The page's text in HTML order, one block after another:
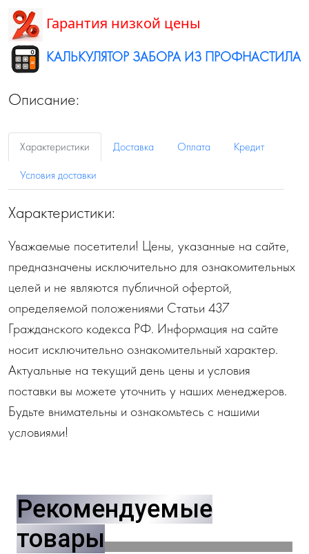
Гарантия низкой цены
КАЛЬКУЛЯТОР ЗАБОРА ИЗ ПРОФНАСТИЛА
Описание:
Характеристики Доставка Оплата
Кредит
Условия доставки
Характеристики:
Уважаемые посетители! Цены, указанные на сайте,
предназначены исключительно для ознакомительных
целей и не являются публичной офертой,
определяемой положениями Статьи 437
Гражданского кодекса РФ. Информация на сайте
носит исключительно ознакомительный характер.
Актуальные на текущий день цены и условия
поставки вы можете уточнить у наших менеджеров.
Будьте внимательны и ознакомьтесь с нашими
условиями!
Рекомендуемые
товары